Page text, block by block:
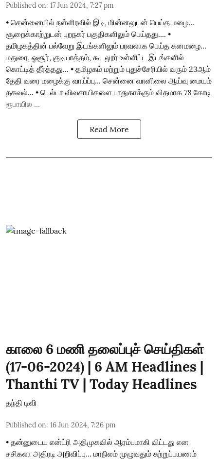
Published on: 17 Jun 2024, 7:27 pm
• சென்னையில் நள்ளிரவில் இடி, மின்னலுடன் பெய்த மழை...
சூறைக்காற்றுடன் புறநகர் பகுதிகளிலும் பெய்தது.... •
தமிழகத்தின் பல்வேறு இடங்களிலும் பரவலாக பெய்த கனமழை...
மதுரை, ஓசூர், குடியாத்தம், கூடலூர் உள்ளிட்ட இடங்களில்
கொட்டித் தீர்த்தது... • தமிழகம் மற்றும் புதுச்சேரியில் வரும் 23ஆம்
தேதி வரை மழைக்கு வாய்ப்பு... சென்னை வானிலை ஆய்வு மையம்
தகவல்... • டெல்டா விவசாயிகளை பாதுகாக்கும் விதமாக 78 கோடி
ரூபாயில ...
Read More
காலை 6 மணி தலைப்புச் செய்திகள்
(17-06-2024) | 6 AM Headlines |
Thanthi TV | Today Headlines
தந்தி டிவி
Published on: 16 Jun 2024, 7:26 pm
• தன்னுடைய என்ட்ரி அதிமுகவில் ஆரம்பமாகி விட்டது என
சசிகலா அதிரடி அறிவிப்பு... மாநிலம் முழுவதும் சுற்றுப்பயணம்